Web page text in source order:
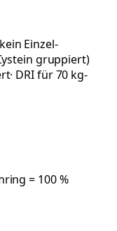
kein Einzel-
gruppiert)
· DRI für 70 kg-
= 100 %